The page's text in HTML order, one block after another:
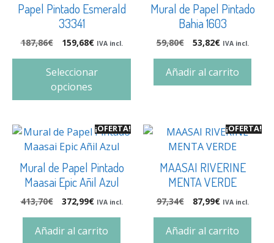
Papel Pintado Esmerald
33341
187,86€ 159,68€ IVA incl.
Seleccionar
opciones
Mural de Papel Pintado
Bahia 1603
59,80€ 53,82€ IVA incl.
Añadir al carrito
¡OFERTA!
Mural de Papel Pintado
Maasai Epic Añil Azul
413,70€ 372,99€ IVA incl.
Añadir al carrito
¡OFERTA!
MAASAI RIVERINE
MENTA VERDE
97,34€ 87,99€ IVA incl.
Añadir al carrito